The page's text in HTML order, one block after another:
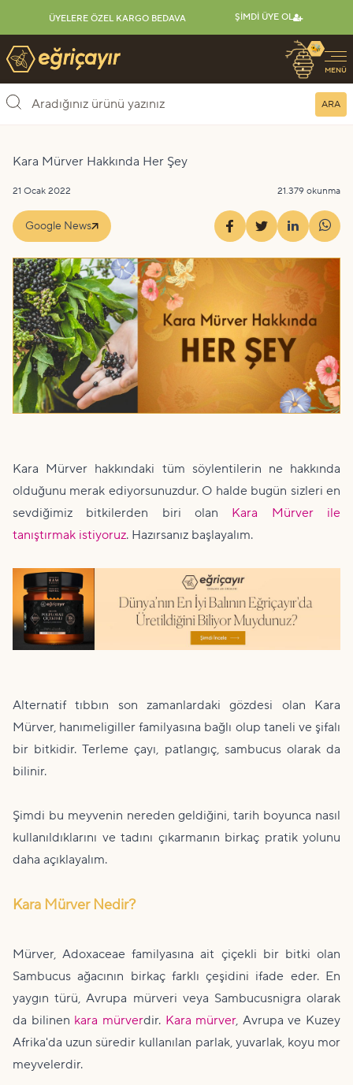
ÜYELERE ÖZEL KARGO BEDAVA ŞIMDI ÜYE OL
Eğriçayır Organik Arı Ürünleri 🐝
MENÜ
ARA
Kara Mürver Hakkında Her Şey
21 Ocak 2022 21.379 okunma
Google News
Kara Mürver hakkındaki tüm söylentilerin ne hakkında
olduğunu merak ediyorsunuzdur. O halde bugün sizleri en
sevdiğimiz bitkilerden biri olan Kara Mürver ile
tanıştırmak istiyoruz. Hazırsanız başlayalım.
Alternatif tıbbın son zamanlardaki gözdesi olan Kara
Mürver, hanımeligiller familyasına bağlı olup taneli ve şifalı
bir bitkidir. Terleme çayı, patlangıç, sambucus olarak da
bilinir.
Şimdi bu meyvenin nereden geldiğini, tarih boyunca nasıl
kullanıldıklarını ve tadını çıkarmanın birkaç pratik yolunu
daha açıklayalım.
Kara Mürver Nedir?
Mürver, Adoxaceae familyasına ait çiçekli bir bitki olan
Sambucus ağacının birkaç farklı çeşidini ifade eder. En
yaygın türü, Avrupa mürveri veya Sambucusnigra olarak
da bilinen kara mürverdir. Kara mürver, Avrupa ve Kuzey
Afrika'da uzun süredir kullanılan parlak, yuvarlak, koyu mor
meyvelerdir.